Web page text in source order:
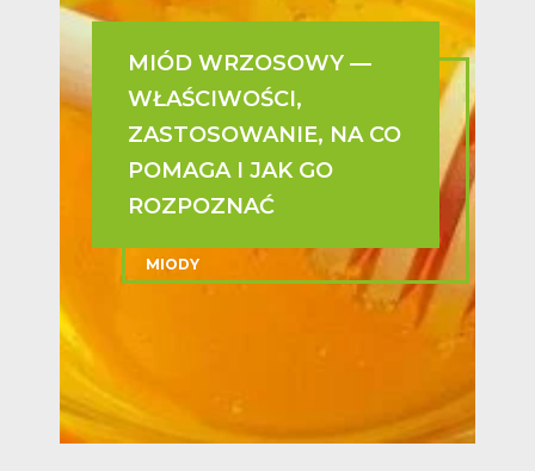
MIODY
MIÓD WRZOSOWY —
WŁAŚCIWOŚCI,
ZASTOSOWANIE, NA CO
POMAGA I JAK GO
ROZPOZNAĆ